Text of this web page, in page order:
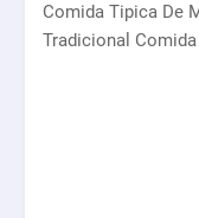
Comida Tipica De
Tradicional